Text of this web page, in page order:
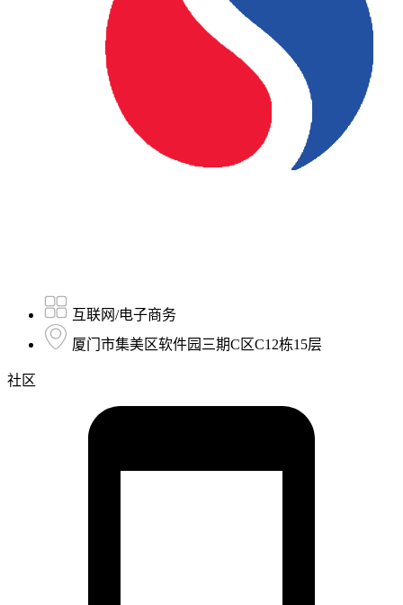
互联网/电子商务
厦门市集美区软件园三期C区C12栋15层
社区